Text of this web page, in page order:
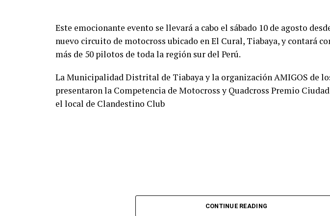
Este emocionante evento se llevará a cabo el sábado 10 de agosto
nuevo circuito de motocross ubicado en El Cural, Tiabaya, y contará
más de 50 pilotos de toda la región sur del Perú.
La Municipalidad Distrital de Tiabaya y la organización AMIGOS de
presentaron la Competencia de Motocross y Quadcross Premio
el local de Clandestino Club
CONTINUE READING